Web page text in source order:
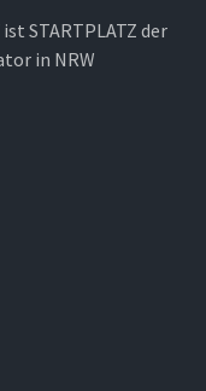
STARTPLATZ der
in NRW